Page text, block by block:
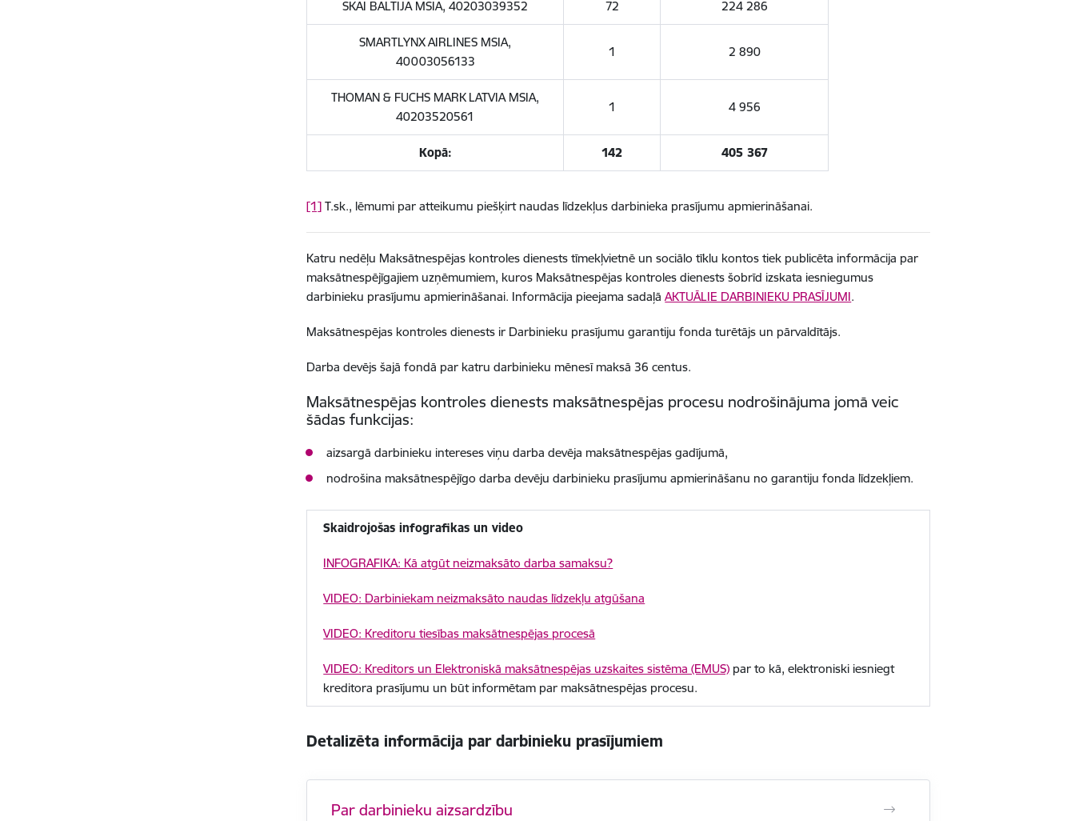
SKAI BALTIJA MSIA, 40203039352 72 224 286
SMARTLYNX AIRLINES MSIA,
40003056133
1 2 890
THOMAN & FUCHS MARK LATVIA MSIA,
40203520561
1 4 956
Kopā: 142 405 367
[1] T.sk., lēmumi par atteikumu piešķirt naudas līdzekļus darbinieka prasījumu apmierināšanai.
Katru nedēļu Maksātnespējas kontroles dienests tīmekļvietnē un sociālo tīklu kontos tiek publicēta informācija par
maksātnespējīgajiem uzņēmumiem, kuros Maksātnespējas kontroles dienests šobrīd izskata iesniegumus
darbinieku prasījumu apmierināšanai. Informācija pieejama sadaļāAKTUĀLIE DARBINIEKU PRASĪJUMI.
Maksātnespējas kontroles dienests ir Darbinieku prasījumu garantiju fonda turētājs un pārvaldītājs.
Darba devējs šajā fondā par katru darbinieku mēnesī maksā 36 centus.
Maksātnespējas kontroles dienests maksātnespējas procesu nodrošinājuma jomā veic
šādas funkcijas:
aizsargā darbinieku intereses viņu darba devēja maksātnespējas gadījumā,
nodrošina maksātnespējīgo darba devēju darbinieku prasījumu apmierināšanu no garantiju fonda līdzekļiem.
Skaidrojošas infografikas un video
INFOGRAFIKA: Kā atgūt neizmaksāto darba samaksu?
VIDEO: Darbiniekam neizmaksāto naudas līdzekļu atgūšana
VIDEO: Kreditoru tiesības maksātnespējas procesā
VIDEO: Kreditors un Elektroniskā maksātnespējas uzskaites sistēma (EMUS) par to kā, elektroniski iesniegt
kreditora prasījumu un būt informētam par maksātnespējas procesu.
Detalizēta informācija par darbinieku prasījumiem
Par darbinieku aizsardzību